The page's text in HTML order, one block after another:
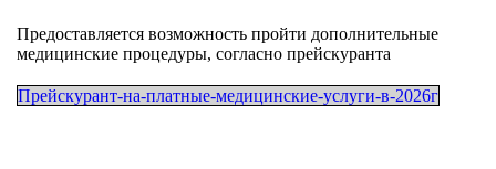
Предоставляется возможность пройти дополнительные
медицинские процедуры, согласно прейскуранта
Прейскурант-на-платные-медицинские-услуги-в-2026г